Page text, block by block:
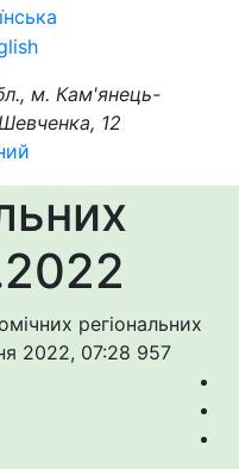
м. Кам'янець-
12
регіональних
2022, 07:28 957